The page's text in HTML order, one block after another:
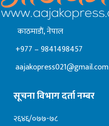
काठमाडाैं, नेपाल
+977 – 9841498457
aajakopress021@gmail.com
सूचना विभाग दर्ता नम्बर
२६४६/०७७-७८